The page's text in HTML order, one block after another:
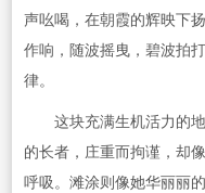
声吆喝，在朝霞的辉映下
作响，随波摇曳，碧波拍
律。
这块充满生机活力的地
的长者，庄重而拘谨，却
呼吸。滩涂则像她华丽丽